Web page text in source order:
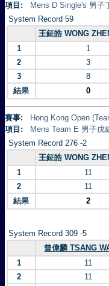
項目:
Mens D Single's 男子
System Record 59
王鉦皓 WONG
1
1
2
3
3
8
結果
0
賽事:
Hong Kong Open
項目:
Mens Team E 男子戊
System Record 276 -2
王鉦皓 WONG
1
11
2
11
結果
2
System Record 309 -5
曾偉麟 TSANG
1
11
2
11